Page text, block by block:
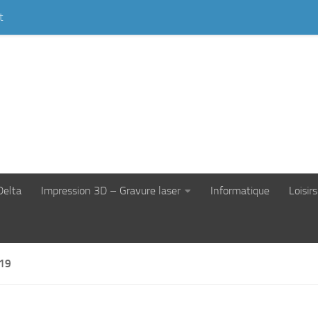
Impression 3D – Gravure laser Informatique Loisirs